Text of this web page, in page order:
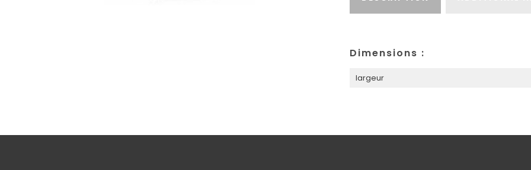
Dimensions :
largeur